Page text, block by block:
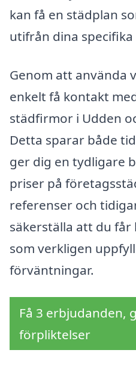
kan få en städplan
utifrån dina specifika
Genom att använda
enkelt få kontakt
städfirmor i Udden
Detta sparar både
ger dig en tydligare
priser på
referenser och
säkerställa att du
som verkligen
förväntningar.
Få 3 erbjudanden,
förpliktelser